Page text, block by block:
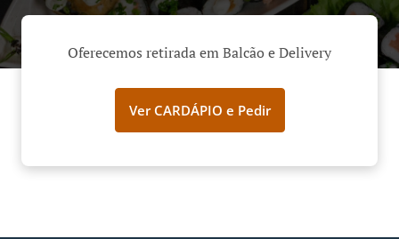
Oferecemos retirada em Balcão e Delivery
Ver CARDÁPIO e Pedir